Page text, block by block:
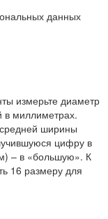
данных
измерьте диаметр
в миллиметрах.
ширины
цифру в
– в «большую». К
16 размеру для